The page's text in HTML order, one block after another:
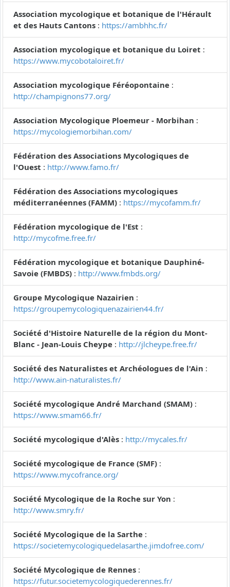
Association mycologique et botanique de l'Hérault
et des Hauts Cantons : https://ambhhc.fr/
Association mycologique et botanique du Loiret :
https://www.mycobotaloiret.fr/
Association mycologique Féréopontaine :
http://champignons77.org/
Association Mycologique Ploemeur - Morbihan :
https://mycologiemorbihan.com/
Fédération des Associations Mycologiques de
l'Ouest : http://www.famo.fr/
Fédération des Associations mycologiques
méditerranéennes (FAMM) : https://mycofamm.fr/
Fédération mycologique de l'Est :
http://mycofme.free.fr/
Fédération mycologique et botanique Dauphiné-
Savoie (FMBDS) : http://www.fmbds.org/
Groupe Mycologique Nazairien :
https://groupemycologiquenazairien44.fr/
Société d'Histoire Naturelle de la région du Mont-
Blanc - Jean-Louis Cheype : http://jlcheype.free.fr/
Société des Naturalistes et Archéologues de l'Ain :
http://www.ain-naturalistes.fr/
Société mycologique André Marchand (SMAM) :
https://www.smam66.fr/
Société mycologique d'Alès : http://mycales.fr/
Société mycologique de France (SMF) :
https://www.mycofrance.org/
Société Mycologique de la Roche sur Yon :
http://www.smry.fr/
Société Mycologique de la Sarthe :
https://societemycologiquedelasarthe.jimdofree.com/
Société Mycologique de Rennes :
https://futur.societemycologiquederennes.fr/